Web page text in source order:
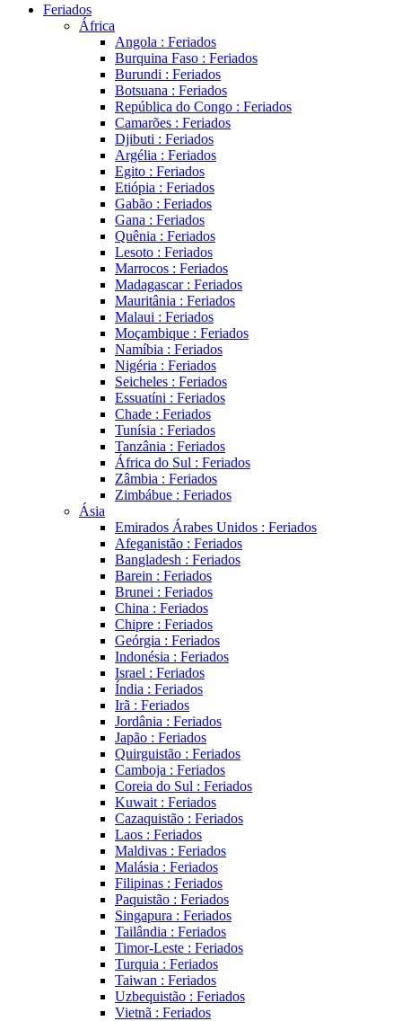
Feriados
África
Angola : Feriados
Burquina Faso : Feriados
Burundi : Feriados
Botsuana : Feriados
República do Congo : Feriados
Camarões : Feriados
Djibuti : Feriados
Argélia : Feriados
Egito : Feriados
Etiópia : Feriados
Gabão : Feriados
Gana : Feriados
Quênia : Feriados
Lesoto : Feriados
Marrocos : Feriados
Madagascar : Feriados
Mauritânia : Feriados
Malaui : Feriados
Moçambique : Feriados
Namíbia : Feriados
Nigéria : Feriados
Seicheles : Feriados
Essuatíni : Feriados
Chade : Feriados
Tunísia : Feriados
Tanzânia : Feriados
África do Sul : Feriados
Zâmbia : Feriados
Zimbábue : Feriados
Ásia
Emirados Árabes Unidos : Feriados
Afeganistão : Feriados
Bangladesh : Feriados
Barein : Feriados
Brunei : Feriados
China : Feriados
Chipre : Feriados
Geórgia : Feriados
Indonésia : Feriados
Israel : Feriados
Índia : Feriados
Irã : Feriados
Jordânia : Feriados
Japão : Feriados
Quirguistão : Feriados
Camboja : Feriados
Coreia do Sul : Feriados
Kuwait : Feriados
Cazaquistão : Feriados
Laos : Feriados
Maldivas : Feriados
Malásia : Feriados
Filipinas : Feriados
Paquistão : Feriados
Singapura : Feriados
Tailândia : Feriados
Timor-Leste : Feriados
Turquia : Feriados
Taiwan : Feriados
Uzbequistão : Feriados
Vietnã : Feriados